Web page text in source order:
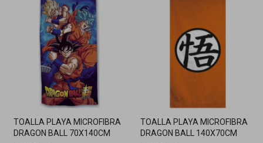
TOALLA PLAYA MICROFIBRA
DRAGON BALL 70X140CM
TOALLA PLAYA MICROFIBRA
DRAGON BALL 140X70CM